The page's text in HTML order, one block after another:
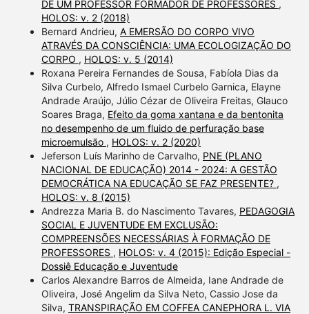
DE UM PROFESSOR FORMADOR DE PROFESSORES ,
HOLOS: v. 2 (2018)
Bernard Andrieu, A EMERSÃO DO CORPO VIVO
ATRAVÉS DA CONSCIÊNCIA: UMA ECOLOGIZAÇÃO DO
CORPO , HOLOS: v. 5 (2014)
Roxana Pereira Fernandes de Sousa, Fabíola Dias da
Silva Curbelo, Alfredo Ismael Curbelo Garnica, Elayne
Andrade Araújo, Júlio Cézar de Oliveira Freitas, Glauco
Soares Braga, Efeito da goma xantana e da bentonita
no desempenho de um fluido de perfuração base
microemulsão , HOLOS: v. 2 (2020)
Jeferson Luís Marinho de Carvalho, PNE (PLANO
NACIONAL DE EDUCAÇÃO) 2014 - 2024: A GESTÃO
DEMOCRÁTICA NA EDUCAÇÃO SE FAZ PRESENTE? ,
HOLOS: v. 8 (2015)
Andrezza Maria B. do Nascimento Tavares, PEDAGOGIA
SOCIAL E JUVENTUDE EM EXCLUSÃO:
COMPREENSÕES NECESSÁRIAS À FORMAÇÃO DE
PROFESSORES , HOLOS: v. 4 (2015): Edição Especial -
Dossiê Educação e Juventude
Carlos Alexandre Barros de Almeida, Iane Andrade de
Oliveira, José Angelim da Silva Neto, Cassio Jose da
Silva, TRANSPIRAÇÃO EM COFFEA CANEPHORA L. VIA